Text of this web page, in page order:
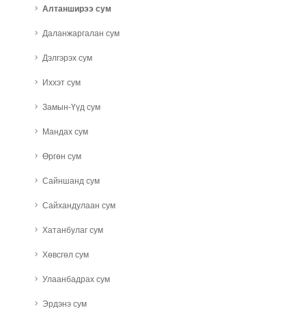
Алтанширээ сум
Даланжаргалан сум
Дэлгэрэх сум
Иххэт сум
Замын-Үүд сум
Мандах сум
Өргөн сум
Сайншанд сум
Сайхандулаан сум
Хатанбулаг сум
Хөвсгөл сум
Улаанбадрах сум
Эрдэнэ сум